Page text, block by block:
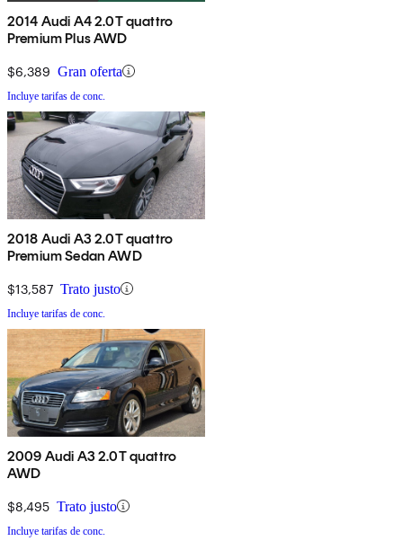
2014 Audi A4 2.0T quattro
Premium Plus AWD
$6,389 Gran oferta
Incluye tarifas de conc.
2018 Audi A3 2.0T quattro
Premium Sedan AWD
$13,587 Trato justo
Incluye tarifas de conc.
2009 Audi A3 2.0T quattro
AWD
$8,495 Trato justo
Incluye tarifas de conc.